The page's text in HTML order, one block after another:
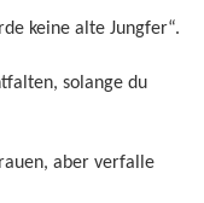
keine alte Jungfer“.
solange du
aber verfalle